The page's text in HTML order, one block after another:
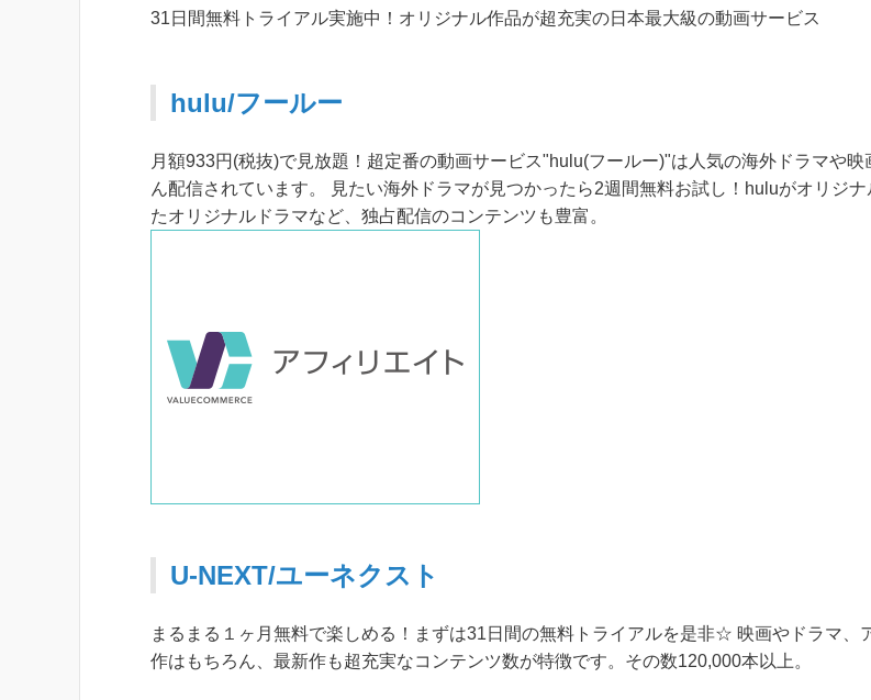
31日間無料トライアル実施中！オリジナル作品が超充実の日本最大級の動画サービス
hulu/フールー
月額933円(税抜)で見放題！超定番の動画サービス"hulu(フールー)"は人気の海外ドラマや映
ん配信されています。 見たい海外ドラマが見つかったら2週間無料お試し！huluがオリジナ
たオリジナルドラマなど、独占配信のコンテンツも豊富。
U-NEXT/ユーネクスト
まるまる１ヶ月無料で楽しめる！まずは31日間の無料トライアルを是非☆ 映画やドラマ、
作はもちろん、最新作も超充実なコンテンツ数が特徴です。その数120,000本以上。